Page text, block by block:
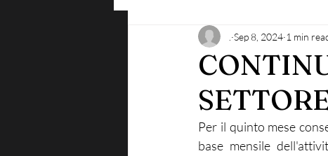
Diritto del lavoro Blog - liquidità
Sep 8, 2024 1 min
Per il quinto mese
base mensile